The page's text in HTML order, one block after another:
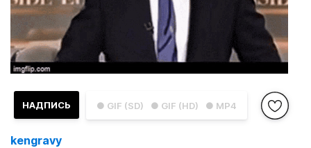
● GIF (SD) ● GIF (HD) ● MP4
НАДПИСЬ
kengravy